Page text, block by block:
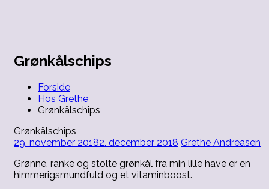
og
Grønkålschips
Forside
Hos Grethe
Grønkålschips
Grønkålschips
29. november 20182. december 2018 Grethe Andreasen
Grønne, ranke og stolte grønkål fra min lille have er en
himmerigsmundfuld og et vitaminboost.